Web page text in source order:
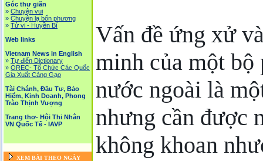
Góc thư giãn
» Chuyện vui
» Chuyện lạ bốn phương
» Tử vi - Huyền Bí
Web links
Vietnam News in English
» Tự điển Dictionary
» OREC- Tố Chức Các Quốc
Gia Xuất Cảng Gạo
Tài Chánh, Đầu Tư, Bảo
Hiểm, Kinh Doanh, Phong
Trào Thịnh Vượng
Trang thơ- Hội Thi Nhân
VN Quốc Tế - IAVP
XEM BÀI THEO NGÀY
Vấn đề ứng xử
minh của một
nước ngoài là
nhưng cần được
không khoan